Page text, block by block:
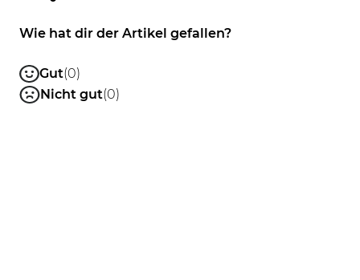
Wie hat dir der Artikel gefallen?
Gut(0)
Nicht gut(0)